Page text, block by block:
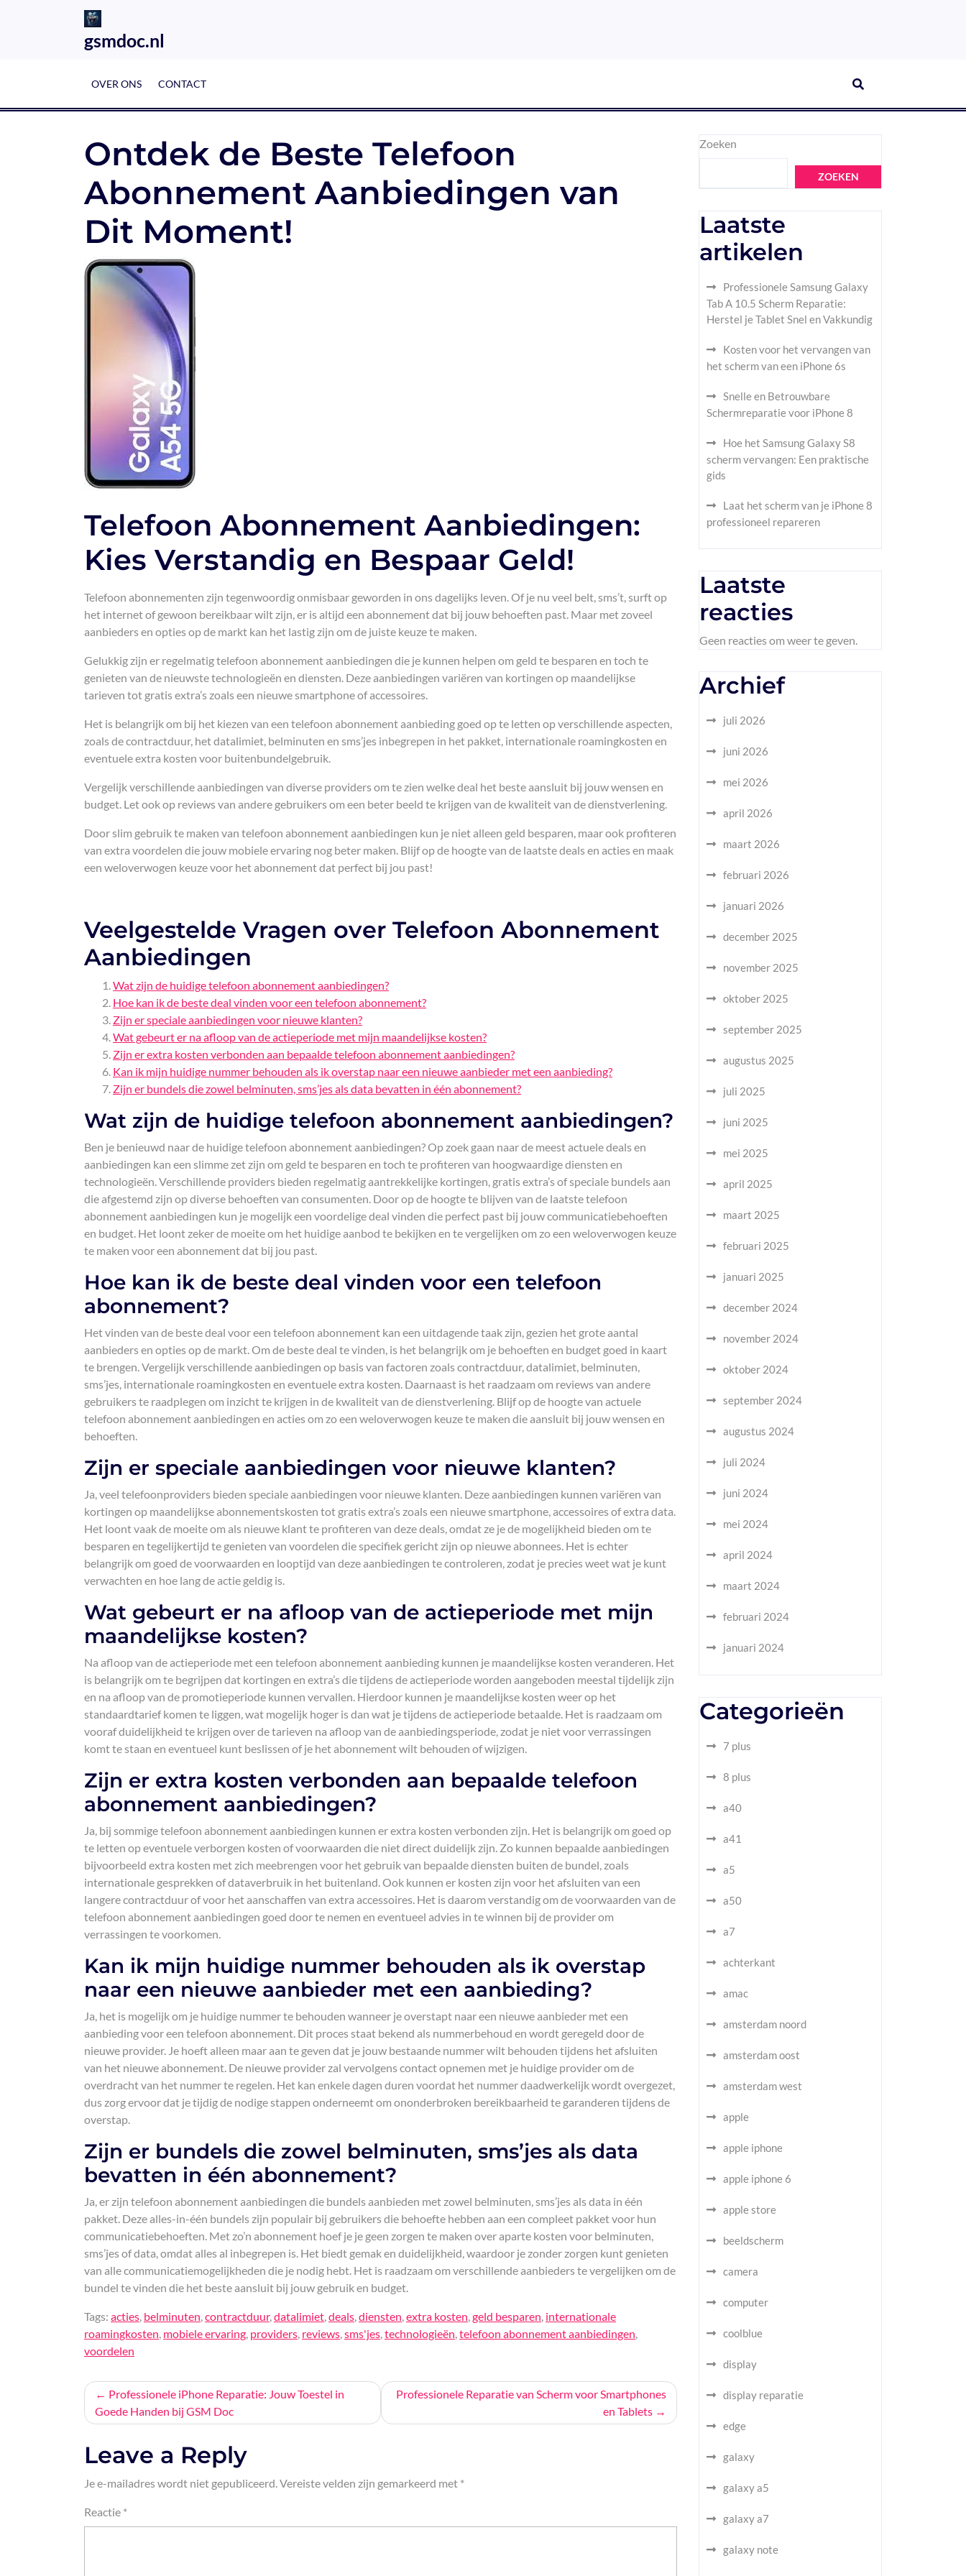
gsmdoc.nl
OVER ONS CONTACT
Ontdek de Beste Telefoon
Abonnement Aanbiedingen van
Dit Moment!
Telefoon Abonnement Aanbiedingen:
Kies Verstandig en Bespaar Geld!
Telefoon abonnementen zijn tegenwoordig onmisbaar geworden in ons dagelijks leven. Of je nu veel belt, sms’t, surft op
het internet of gewoon bereikbaar wilt zijn, er is altijd een abonnement dat bij jouw behoeften past. Maar met zoveel
aanbieders en opties op de markt kan het lastig zijn om de juiste keuze te maken.
Gelukkig zijn er regelmatig telefoon abonnement aanbiedingen die je kunnen helpen om geld te besparen en toch te
genieten van de nieuwste technologieën en diensten. Deze aanbiedingen variëren van kortingen op maandelijkse
tarieven tot gratis extra’s zoals een nieuwe smartphone of accessoires.
Het is belangrijk om bij het kiezen van een telefoon abonnement aanbieding goed op te letten op verschillende aspecten,
zoals de contractduur, het datalimiet, belminuten en sms’jes inbegrepen in het pakket, internationale roamingkosten en
eventuele extra kosten voor buitenbundelgebruik.
Vergelijk verschillende aanbiedingen van diverse providers om te zien welke deal het beste aansluit bij jouw wensen en
budget. Let ook op reviews van andere gebruikers om een beter beeld te krijgen van de kwaliteit van de dienstverlening.
Door slim gebruik te maken van telefoon abonnement aanbiedingen kun je niet alleen geld besparen, maar ook profiteren
van extra voordelen die jouw mobiele ervaring nog beter maken. Blijf op de hoogte van de laatste deals en acties en maak
een weloverwogen keuze voor het abonnement dat perfect bij jou past!
Veelgestelde Vragen over Telefoon Abonnement
Aanbiedingen
Wat zijn de huidige telefoon abonnement aanbiedingen?
Hoe kan ik de beste deal vinden voor een telefoon abonnement?
Zijn er speciale aanbiedingen voor nieuwe klanten?
Wat gebeurt er na afloop van de actieperiode met mijn maandelijkse kosten?
Zijn er extra kosten verbonden aan bepaalde telefoon abonnement aanbiedingen?
Kan ik mijn huidige nummer behouden als ik overstap naar een nieuwe aanbieder met een aanbieding?
Zijn er bundels die zowel belminuten, sms’jes als data bevatten in één abonnement?
Wat zijn de huidige telefoon abonnement aanbiedingen?
Ben je benieuwd naar de huidige telefoon abonnement aanbiedingen? Op zoek gaan naar de meest actuele deals en
aanbiedingen kan een slimme zet zijn om geld te besparen en toch te profiteren van hoogwaardige diensten en
technologieën. Verschillende providers bieden regelmatig aantrekkelijke kortingen, gratis extra’s of speciale bundels aan
die afgestemd zijn op diverse behoeften van consumenten. Door op de hoogte te blijven van de laatste telefoon
abonnement aanbiedingen kun je mogelijk een voordelige deal vinden die perfect past bij jouw communicatiebehoeften
en budget. Het loont zeker de moeite om het huidige aanbod te bekijken en te vergelijken om zo een weloverwogen keuze
te maken voor een abonnement dat bij jou past.
Hoe kan ik de beste deal vinden voor een telefoon
abonnement?
Het vinden van de beste deal voor een telefoon abonnement kan een uitdagende taak zijn, gezien het grote aantal
aanbieders en opties op de markt. Om de beste deal te vinden, is het belangrijk om je behoeften en budget goed in kaart
te brengen. Vergelijk verschillende aanbiedingen op basis van factoren zoals contractduur, datalimiet, belminuten,
sms’jes, internationale roamingkosten en eventuele extra kosten. Daarnaast is het raadzaam om reviews van andere
gebruikers te raadplegen om inzicht te krijgen in de kwaliteit van de dienstverlening. Blijf op de hoogte van actuele
telefoon abonnement aanbiedingen en acties om zo een weloverwogen keuze te maken die aansluit bij jouw wensen en
behoeften.
Zijn er speciale aanbiedingen voor nieuwe klanten?
Ja, veel telefoonproviders bieden speciale aanbiedingen voor nieuwe klanten. Deze aanbiedingen kunnen variëren van
kortingen op maandelijkse abonnementskosten tot gratis extra’s zoals een nieuwe smartphone, accessoires of extra data.
Het loont vaak de moeite om als nieuwe klant te profiteren van deze deals, omdat ze je de mogelijkheid bieden om te
besparen en tegelijkertijd te genieten van voordelen die specifiek gericht zijn op nieuwe abonnees. Het is echter
belangrijk om goed de voorwaarden en looptijd van deze aanbiedingen te controleren, zodat je precies weet wat je kunt
verwachten en hoe lang de actie geldig is.
Wat gebeurt er na afloop van de actieperiode met mijn
maandelijkse kosten?
Na afloop van de actieperiode met een telefoon abonnement aanbieding kunnen je maandelijkse kosten veranderen. Het
is belangrijk om te begrijpen dat kortingen en extra’s die tijdens de actieperiode worden aangeboden meestal tijdelijk zijn
en na afloop van de promotieperiode kunnen vervallen. Hierdoor kunnen je maandelijkse kosten weer op het
standaardtarief komen te liggen, wat mogelijk hoger is dan wat je tijdens de actieperiode betaalde. Het is raadzaam om
vooraf duidelijkheid te krijgen over de tarieven na afloop van de aanbiedingsperiode, zodat je niet voor verrassingen
komt te staan en eventueel kunt beslissen of je het abonnement wilt behouden of wijzigen.
Zijn er extra kosten verbonden aan bepaalde telefoon
abonnement aanbiedingen?
Ja, bij sommige telefoon abonnement aanbiedingen kunnen er extra kosten verbonden zijn. Het is belangrijk om goed op
te letten op eventuele verborgen kosten of voorwaarden die niet direct duidelijk zijn. Zo kunnen bepaalde aanbiedingen
bijvoorbeeld extra kosten met zich meebrengen voor het gebruik van bepaalde diensten buiten de bundel, zoals
internationale gesprekken of dataverbruik in het buitenland. Ook kunnen er kosten zijn voor het afsluiten van een
langere contractduur of voor het aanschaffen van extra accessoires. Het is daarom verstandig om de voorwaarden van de
telefoon abonnement aanbiedingen goed door te nemen en eventueel advies in te winnen bij de provider om
verrassingen te voorkomen.
Kan ik mijn huidige nummer behouden als ik overstap
naar een nieuwe aanbieder met een aanbieding?
Ja, het is mogelijk om je huidige nummer te behouden wanneer je overstapt naar een nieuwe aanbieder met een
aanbieding voor een telefoon abonnement. Dit proces staat bekend als nummerbehoud en wordt geregeld door de
nieuwe provider. Je hoeft alleen maar aan te geven dat je jouw bestaande nummer wilt behouden tijdens het afsluiten
van het nieuwe abonnement. De nieuwe provider zal vervolgens contact opnemen met je huidige provider om de
overdracht van het nummer te regelen. Het kan enkele dagen duren voordat het nummer daadwerkelijk wordt overgezet,
dus zorg ervoor dat je tijdig de nodige stappen onderneemt om ononderbroken bereikbaarheid te garanderen tijdens de
overstap.
Zijn er bundels die zowel belminuten, sms’jes als data
bevatten in één abonnement?
Ja, er zijn telefoon abonnement aanbiedingen die bundels aanbieden met zowel belminuten, sms’jes als data in één
pakket. Deze alles-in-één bundels zijn populair bij gebruikers die behoefte hebben aan een compleet pakket voor hun
communicatiebehoeften. Met zo’n abonnement hoef je je geen zorgen te maken over aparte kosten voor belminuten,
sms’jes of data, omdat alles al inbegrepen is. Het biedt gemak en duidelijkheid, waardoor je zonder zorgen kunt genieten
van alle communicatiemogelijkheden die je nodig hebt. Het is raadzaam om verschillende aanbieders te vergelijken om de
bundel te vinden die het beste aansluit bij jouw gebruik en budget.
Tags: acties, belminuten,contractduur,datalimiet,deals,diensten,extra kosten,geld besparen, internationale
roamingkosten, mobiele ervaring, providers, reviews,sms'jes,technologieën,telefoon abonnement aanbiedingen,
voordelen
Bericht
navigatie
Professionele iPhone Reparatie: Jouw Toestel in
Goede Handen bij GSM Doc
Professionele Reparatie van Scherm voor Smartphones
en Tablets
Leave a Reply
Je e-mailadres wordt niet gepubliceerd.Vereiste velden zijn gemarkeerd met *
Reactie *
Zoeken
ZOEKEN
Laatste
artikelen
Professionele Samsung Galaxy
Tab A 10.5 Scherm Reparatie:
Herstel je Tablet Snel en Vakkundig
Kosten voor het vervangen van
het scherm van een iPhone 6s
Snelle en Betrouwbare
Schermreparatie voor iPhone 8
Hoe het Samsung Galaxy S8
scherm vervangen: Een praktische
gids
Laat het scherm van je iPhone 8
professioneel repareren
Laatste
reacties
Geen reacties om weer te geven.
Archief
juli 2026
juni 2026
mei 2026
april 2026
maart 2026
februari 2026
januari 2026
december 2025
november 2025
oktober 2025
september 2025
augustus 2025
juli 2025
juni 2025
mei 2025
april 2025
maart 2025
februari 2025
januari 2025
december 2024
november 2024
oktober 2024
september 2024
augustus 2024
juli 2024
juni 2024
mei 2024
april 2024
maart 2024
februari 2024
januari 2024
Categorieën
7 plus
8 plus
a40
a41
a5
a50
a7
achterkant
amac
amsterdam noord
amsterdam oost
amsterdam west
apple
apple iphone
apple iphone 6
apple store
beeldscherm
camera
computer
coolblue
display
display reparatie
edge
galaxy
galaxy a5
galaxy a7
galaxy note